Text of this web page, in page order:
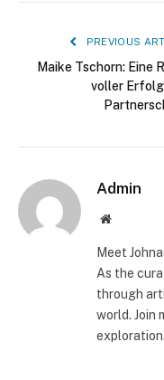
PREVIOUS
Maike Tschorn: Eine
voller Erfolg
Admin
Website
Meet
As the
through
world. Join
exploration.